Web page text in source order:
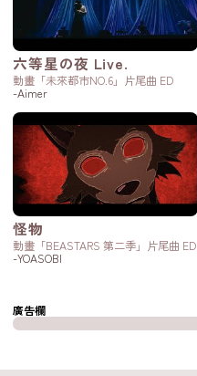
六等星の夜 Live.
動畫「未來都市NO.6」片尾曲 ED
-Aimer
怪物
動畫「BEASTARS 第二季」片尾曲 ED
-YOASOBI
廣告欄